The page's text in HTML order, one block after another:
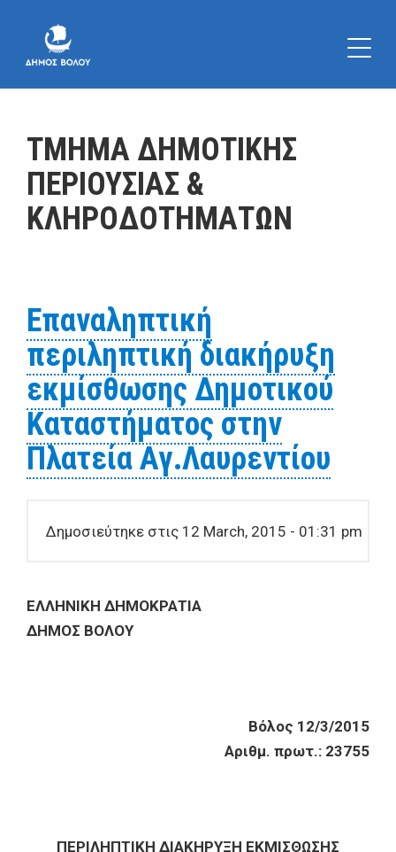
ΤΜΗΜΑ ΔΗΜΟΤΙΚΗΣ
ΠΕΡΙΟΥΣΙΑΣ &
ΚΛΗΡΟΔΟΤΗΜΑΤΩΝ
Επαναληπτική
περιληπτική διακήρυξη
εκμίσθωσης Δημοτικού
Καταστήματος στην
Πλατεία Αγ.Λαυρεντίου
Δημοσιεύτηκε στις 12 March, 2015 - 01:31 pm
ΕΛΛΗΝΙΚΗ ΔΗΜΟΚΡΑΤΙΑ
ΔΗΜΟΣ ΒΟΛΟΥ
Βόλος 12/3/2015
Αριθμ. πρωτ.: 23755
ΠΕΡΙΛΗΠΤΙΚΗ ΔΙΑΚΗΡΥΞΗ ΕΚΜΙΣΘΩΣΗΣ